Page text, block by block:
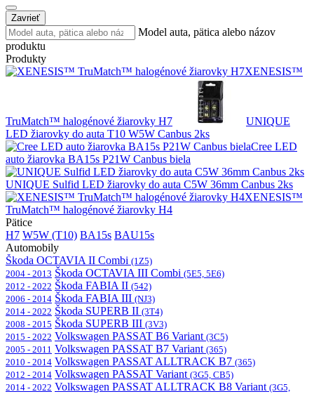
Zavrieť
Model auta, pätica alebo názov
produktu
Produkty
XENESIS™
TruMatch™ halogénové žiarovky H7
UNIQUE
LED žiarovky do auta T10 W5W Canbus 2ks
Cree LED
auto žiarovka BA15s P21W Canbus biela
UNIQUE Sulfid LED žiarovky do auta C5W 36mm Canbus 2ks
XENESIS™
TruMatch™ halogénové žiarovky H4
Pätice
H7 W5W (T10) BA15s BAU15s
Automobily
Škoda OCTAVIA II Combi (1Z5)
2004 - 2013 Škoda OCTAVIA III Combi (5E5, 5E6)
2012 - 2022 Škoda FABIA II (542)
2006 - 2014 Škoda FABIA III (NJ3)
2014 - 2022 Škoda SUPERB II (3T4)
2008 - 2015 Škoda SUPERB III (3V3)
2015 - 2022 Volkswagen PASSAT B6 Variant (3C5)
2005 - 2011 Volkswagen PASSAT B7 Variant (365)
2010 - 2014 Volkswagen PASSAT ALLTRACK B7 (365)
2012 - 2014 Volkswagen PASSAT Variant (3G5, CB5)
2014 - 2022 Volkswagen PASSAT ALLTRACK B8 Variant (3G5,